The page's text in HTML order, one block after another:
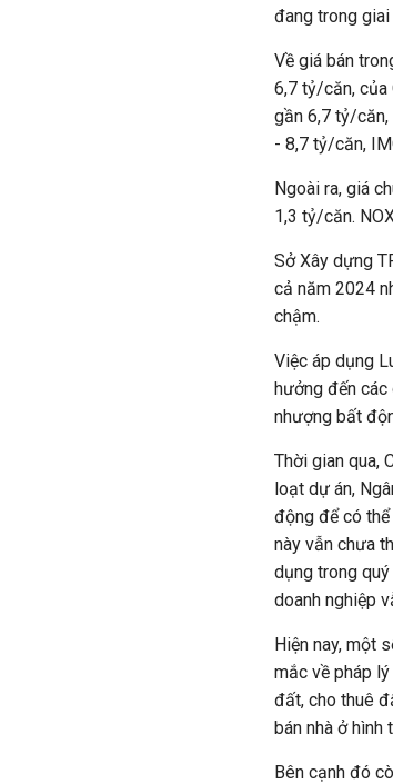
đang trong
Về giá bán
6,7 tỷ/căn, của
gần 6,7 tỷ/
- 8,7 tỷ/căn,
Ngoài ra, giá
1,3 tỷ/căn.
Sở Xây dựng
cả năm 2024
chậm.
Việc áp dụng
hưởng đến các
nhượng bất
Thời gian qua,
loạt dự án,
động để có thể
này vẫn chưa
dụng trong quý
doanh nghiệp
Hiện nay, một
mắc về pháp
đất, cho thuê
bán nhà ở hình
Bên cạnh đó